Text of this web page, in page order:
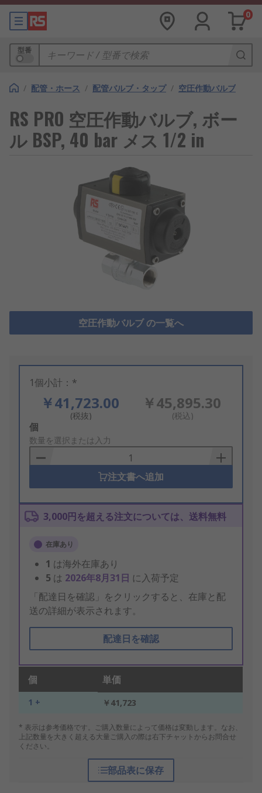
0
型番
/ 配管・ホース / 配管バルブ・タップ / 空圧作動バルブ
RS PRO 空圧作動バルブ, ボー
ル BSP, 40 bar メス 1/2 in
空圧作動バルブ の一覧へ
1個小計：*
￥41,723.00
(税抜)
￥45,895.30
(税込)
Add
to
Basket
個
数量を選択または入力
注文書へ追加
3,000円を超える注文については、送料無料
在庫あり
1 は海外在庫あり
5 は 2026年8月31日 に入荷予定
「配達日を確認」をクリックすると、在庫と配
送の詳細が表示されます。
配達日を確認
個 単価
1 + ￥41,723
* 表示は参考価格です。ご購入数量によって価格は変動します。なお、
上記数量を大きく超える大量ご購入の際は右下チャットからお問合せ
ください。
部品表に保存